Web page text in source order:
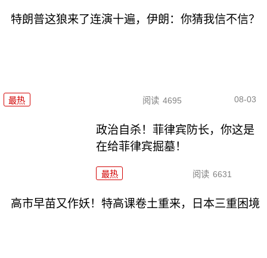
特朗普这狼来了连演十遍，伊朗：你猜我信不信？
最热 阅读 4695 08-03
政治自杀！菲律宾防长，你这是
在给菲律宾掘墓！
最热 阅读 6631
高市早苗又作妖！特高课卷土重来，日本三重困境